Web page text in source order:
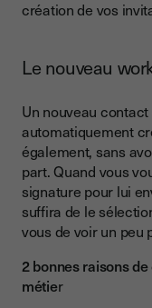
création de vos
Le nouveau
Un nouveau
automatiquement
également, sans
part. Quand vous
signature pour lui
suffira de le
vous de voir un peu
2 bonnes raisons
métier